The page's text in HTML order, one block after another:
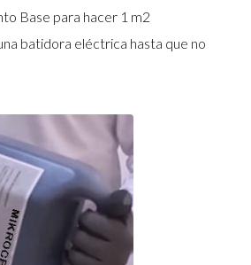
Base para hacer 1 m2
batidora eléctrica hasta que no